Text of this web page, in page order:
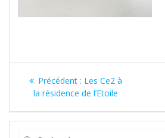
Navigation
de
l’article
Précédent : Article
précédent
Les Ce2 à
la résidence de l’Etoile